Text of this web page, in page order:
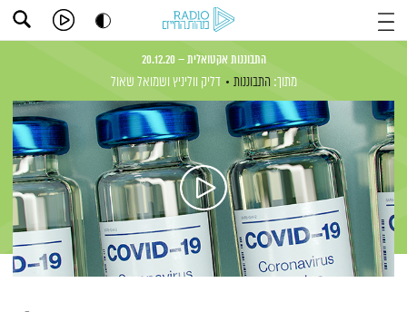
התבוננות אקטואלית – 20.12.20
מתוך: התבוננות דליק ווליניץ ושמואל שאול